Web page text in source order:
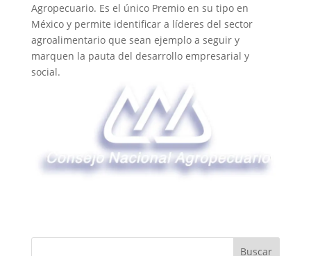
Agropecuario. Es el único Premio en su tipo en
México y permite identificar a líderes del sector
agroalimentario que sean ejemplo a seguir y
marquen la pauta del desarrollo empresarial y
social.
Buscar